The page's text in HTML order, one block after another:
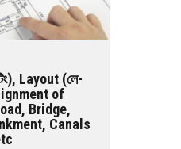
Layout (লে-
of
Bridge,
Canals